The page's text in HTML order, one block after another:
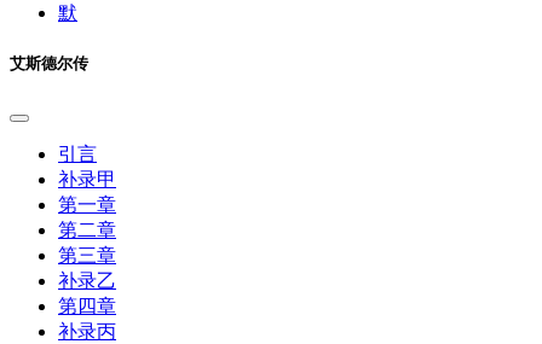
默
艾斯德尔传
引言
补录甲
第一章
第二章
第三章
补录乙
第四章
补录丙